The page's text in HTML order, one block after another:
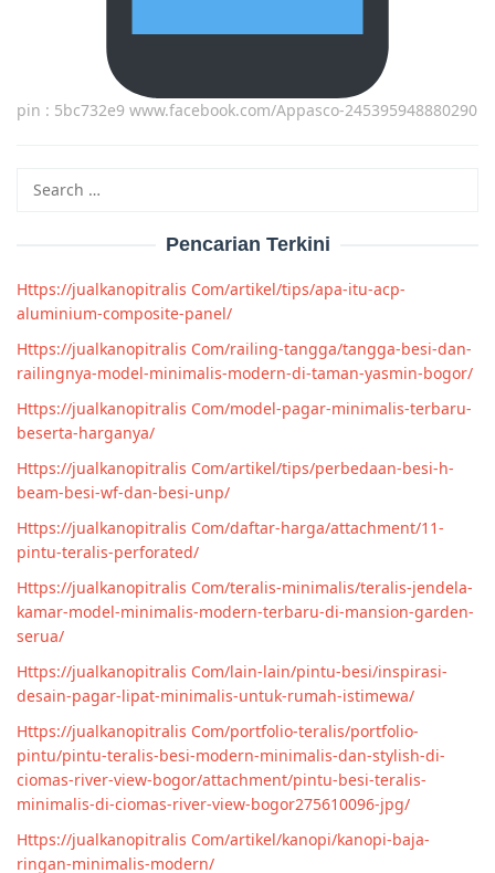
pin : 5bc732e9 www.facebook.com/Appasco-245395948880290
for:
Pencarian Terkini
Https://jualkanopitralis Com/artikel/tips/apa-itu-acp-
aluminium-composite-panel/
Https://jualkanopitralis Com/railing-tangga/tangga-besi-dan-
railingnya-model-minimalis-modern-di-taman-yasmin-bogor/
Https://jualkanopitralis Com/model-pagar-minimalis-terbaru-
beserta-harganya/
Https://jualkanopitralis Com/artikel/tips/perbedaan-besi-h-
beam-besi-wf-dan-besi-unp/
Https://jualkanopitralis Com/daftar-harga/attachment/11-
pintu-teralis-perforated/
Https://jualkanopitralis Com/teralis-minimalis/teralis-jendela-
kamar-model-minimalis-modern-terbaru-di-mansion-garden-
serua/
Https://jualkanopitralis Com/lain-lain/pintu-besi/inspirasi-
desain-pagar-lipat-minimalis-untuk-rumah-istimewa/
Https://jualkanopitralis Com/portfolio-teralis/portfolio-
pintu/pintu-teralis-besi-modern-minimalis-dan-stylish-di-
ciomas-river-view-bogor/attachment/pintu-besi-teralis-
minimalis-di-ciomas-river-view-bogor275610096-jpg/
Https://jualkanopitralis Com/artikel/kanopi/kanopi-baja-
ringan-minimalis-modern/